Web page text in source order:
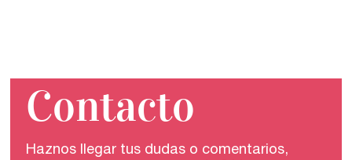
Contacto
Haznos llegar tus dudas o comentarios,